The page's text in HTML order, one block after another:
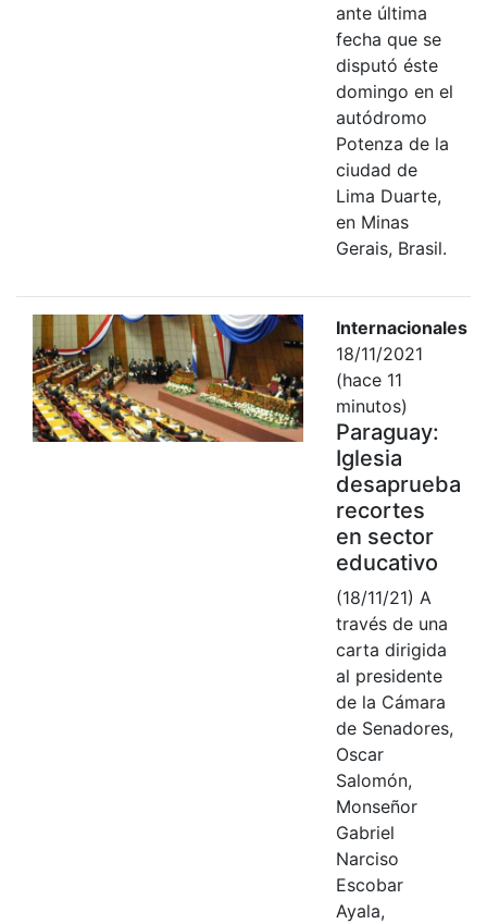
ante última
fecha que se
disputó éste
domingo en el
autódromo
Potenza de la
ciudad de
Lima Duarte,
en Minas
Gerais, Brasil.
Internacionales
18/11/2021
(hace 11
minutos)
Paraguay:
Iglesia
desaprueba
recortes
en sector
educativo
(18/11/21) A
través de una
carta dirigida
al presidente
de la Cámara
de Senadores,
Oscar
Salomón,
Monseñor
Gabriel
Narciso
Escobar
Ayala,